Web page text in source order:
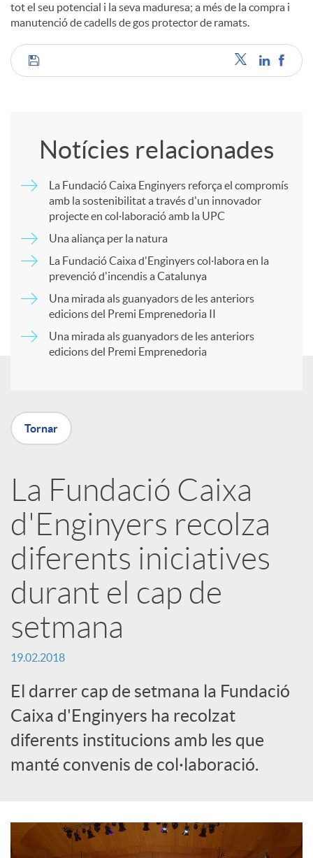
tot el seu potencial i la seva maduresa; a més de la compra i
manutenció de cadells de gos protector de ramats.
C
m
a
r
t
r
a
X
a
r
x
e
s
o
Notícies relacionades
La Fundació Caixa Enginyers reforça el compromís
amb la sostenibilitat a través d'un innovador
projecte en col·laboració amb la UPC
Una aliança per la natura
La Fundació Caixa d'Enginyers col·labora en la
prevenció d'incendis a Catalunya
Una mirada als guanyadors de les anteriors
edicions del Premi Emprenedoria II
Una mirada als guanyadors de les anteriors
edicions del Premi Emprenedoria
Tornar
La Fundació Caixa
d'Enginyers recolza
diferents iniciatives
durant el cap de
setmana
19.02.2018
El darrer cap de setmana la Fundació
Caixa d'Enginyers ha recolzat
diferents institucions amb les que
manté convenis de col·laboració.